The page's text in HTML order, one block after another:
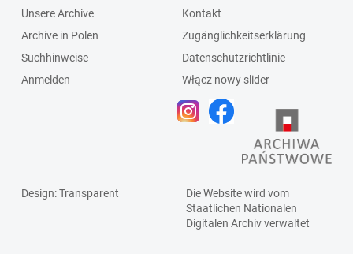
Unsere Archive
Archive in Polen
Suchhinweise
Anmelden
Kontakt
Zugänglichkeitserklärung
Datenschutzrichtlinie
Włącz nowy slider
Design: Transparent
Die Website wird vom
Staatlichen Nationalen
Digitalen Archivverwaltet